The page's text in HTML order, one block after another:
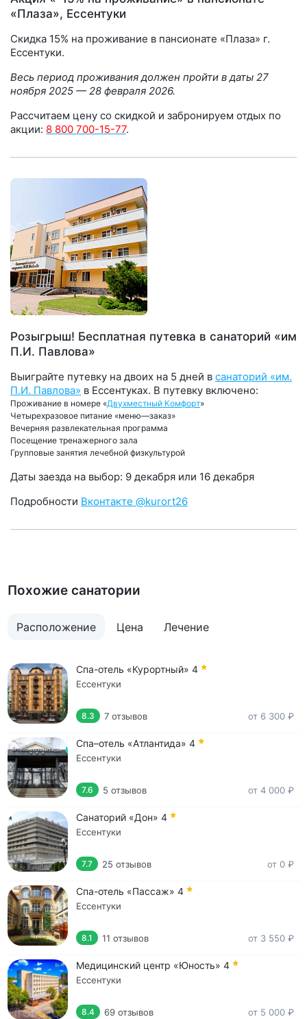
«Плаза», Ессентуки
Скидка 15% на проживание в пансионате «Плаза» г.
Ессентуки.
Весь период проживания должен пройти в даты 27
ноября 2025 — 28 февраля 2026.
Рассчитаем цену со скидкой и забронируем отдых по
акции: 8 800 700-15-77.
Розыгрыш! Бесплатная путевка в санаторий «им
П.И. Павлова»
Выиграйте путевку на двоих на 5 дней в санаторий «им.
П.И. Павлова» в Ессентуках. В путевку включено:
Проживание в номере «Двухместный Комфорт»
Четырехразовое питание «меню—заказ»
Вечерняя развлекательная программа
Посещение тренажерного зала
Групповые занятия лечебной физкультурой
Даты заезда на выбор: 9 декабря или 16 декабря
Подробности Вконтакте @kurort26
Похожие санатории
Расположение Цена Лечение
Спа-отель «Курортный» 4
Ессентуки
8.3 7 отзывов от 6 300 ₽
Спа–отель «Атлантида» 4
Ессентуки
7.6 5 отзывов от 4 000 ₽
Санаторий «Дон» 4
Ессентуки
7.7 25 отзывов от 0 ₽
Спа-отель «Пассаж» 4
Ессентуки
8.1 11 отзывов от 3 550 ₽
Медицинский центр «Юность» 4
Ессентуки
8.4 69 отзывов от 5 000 ₽